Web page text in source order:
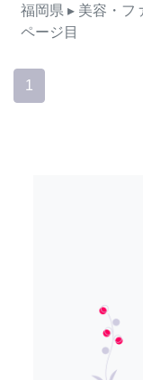
福岡県 ▸ 美容・フ
ページ目
1